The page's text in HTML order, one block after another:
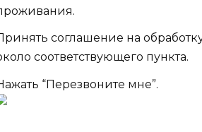
соглашение на
соответствующего пункта.
“Перезвоните мне”.